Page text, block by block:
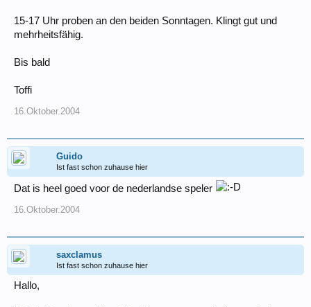
15-17 Uhr proben an den beiden Sonntagen. Klingt gut und
mehrheitsfähig.
Bis bald
Toffi
16.Oktober.2004
Guido
Ist fast schon zuhause hier
Dat is heel goed voor de nederlandse speler
16.Oktober.2004
saxclamus
Ist fast schon zuhause hier
Hallo,